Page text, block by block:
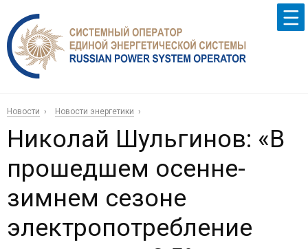
Новости Новости энергетики
Николай Шульгинов: «В
прошедшем осенне-
зимнем сезоне
электропотребление